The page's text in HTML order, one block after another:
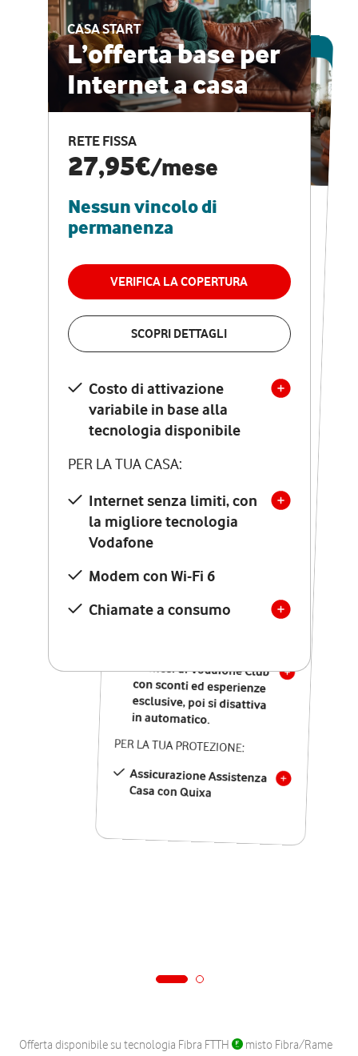
CASA START
L’offerta base per
Internet a casa
RETE FISSA
27,95€/mese
Nessun vincolo di
permanenza
VERIFICA LA COPERTURA
SCOPRI DETTAGLI
Costo di attivazione
variabile in base alla
tecnologia disponibile
PER LA TUA CASA:
Internet senza limiti, con
la migliore tecnologia
Vodafone
Modem con Wi-Fi 6
Chiamate a consumo
ESCLUSIVA ONLINE
CASA PRO
Internet veloce e
vantaggi speciali
RETE FISSA + VODAFONE CLUB
29,95€
permanenza
VERIFICA LA COPERTURA
Costo di attivazione
variabile in base alla
tecnologia disponibile
PER LA TUA CASA:
Internet senza limiti, con
la migliore tecnologia
Vodafone
Modem Seven con Wi-Fi 7
Chiamate illimitate verso
numeri fissi e mobili
nazionali
12 mesi di Vodafone Club
con sconti ed esperienze
esclusive, poi si disattiva
in automatico.
PER LA TUA PROTEZIONE:
Assicurazione Assistenza
Casa con Quixa
Offerta disponibile su tecnologia Fibra FTTH
misto Fibra/Rame